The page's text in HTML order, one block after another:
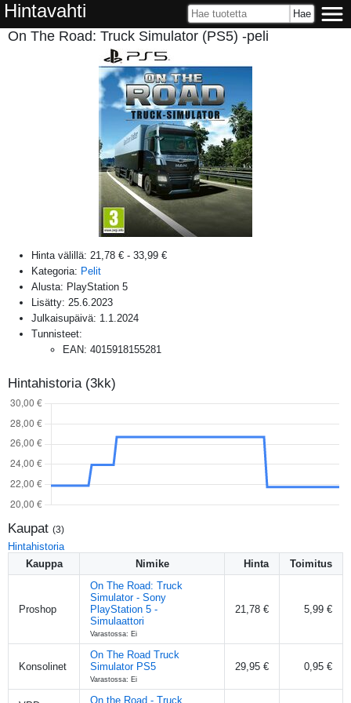
Hintavahti
On The Road: Truck Simulator (PS5) -peli
Hinta välillä: 21,78 € - 33,99 €
Kategoria: Pelit
Alusta: PlayStation 5
Lisätty: 25.6.2023
Julkaisupäivä: 1.1.2024
Tunnisteet:
EAN: 4015918155281
Hintahistoria (3kk)
Kaupat (3)
Hintahistoria
Kauppa
Nimike Hinta Toimitus
Proshop
On The Road: Truck
Simulator - Sony
PlayStation 5 -
Simulaattori
Varastossa: Ei
21,78 € 5,99 €
Konsolinet
On The Road Truck
Simulator PS5
Varastossa: Ei
29,95 € 0,95 €
On the Road - Truck